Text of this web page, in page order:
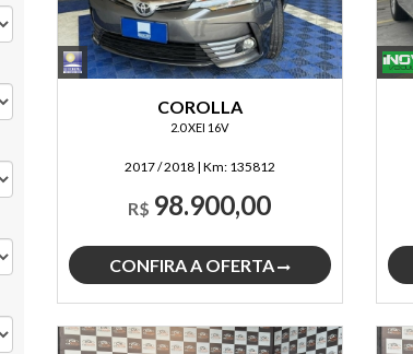
COROLLA
2.0 XEI 16V
2017 / 2018 | Km: 135812
R$ 98.900,00
CONFIRA A OFERTA